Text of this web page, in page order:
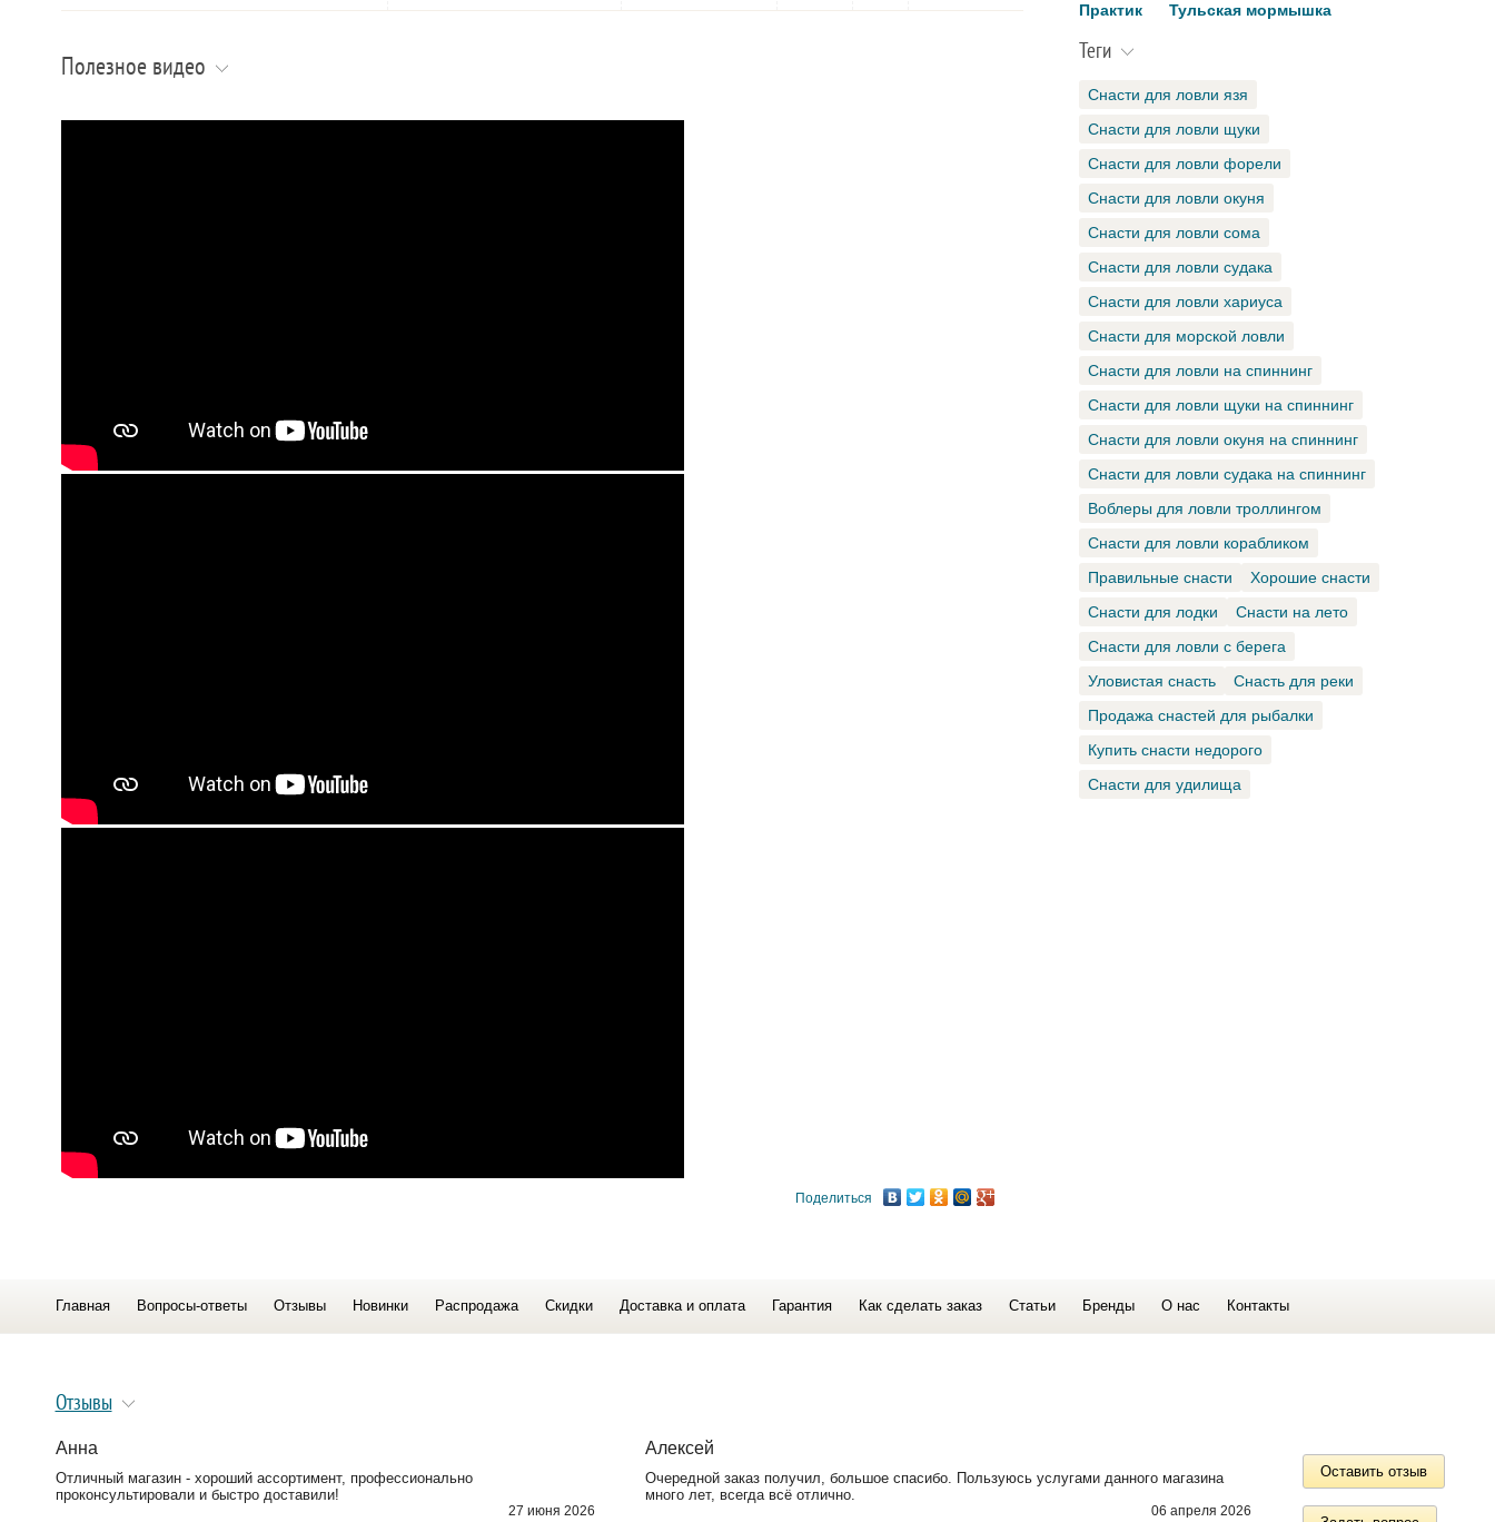
Полезное видео
Поделиться
Практик
Тульская мормышка
Теги
Снасти для ловли язя
Снасти для ловли щуки
Снасти для ловли форели
Снасти для ловли окуня
Снасти для ловли сома
Снасти для ловли судака
Снасти для ловли хариуса
Снасти для морской ловли
Снасти для ловли на спиннинг
Снасти для ловли щуки на спиннинг
Снасти для ловли окуня на спиннинг
Снасти для ловли судака на спиннинг
Воблеры для ловли троллингом
Снасти для ловли корабликом
Правильные снасти
Хорошие снасти
Снасти для лодки
Снасти на лето
Снасти для ловли с берега
Уловистая снасть
Снасть для реки
Продажа снастей для рыбалки
Купить снасти недорого
Снасти для удилища
Главная Вопросы-ответы Отзывы Новинки Распродажа Скидки Доставка и оплата Гарантия Как сделать заказ Статьи Бренды О нас Контакты
Отзывы
Анна
Отличный магазин - хороший ассортимент, профессионально
проконсультировали и быстро доставили!
27 июня 2026
Алексей
Очередной заказ получил, большое спасибо. Пользуюсь услугами данного магазина
много лет, всегда всё отлично.
06 апреля 2026
Оставить отзыв